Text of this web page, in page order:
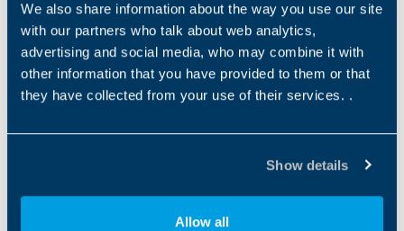
We also share information about the way you use our site
with our partners who talk about web analytics,
advertising and social media, who may combine it with
other information that you have provided to them or that
they have collected from your use of their services. .
Show details
Allow all
Serie VF-EP BN-EP
VF-EP_BN-EP
Type de produit
OTHER
Technologie du réducteur Faible jeu de
Serie VF-EP BE-EP
OTHER